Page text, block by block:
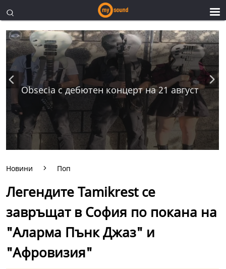
Obsecia с дебютен концерт на 21 август
Новини Поп
Легендите Tamikrest се
завръщат в София по покана на
"Аларма Пънк Джаз" и
"Афровизия"